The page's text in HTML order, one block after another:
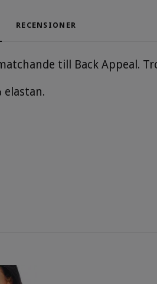
RECENSIONER
till Back Appeal.
elastan.